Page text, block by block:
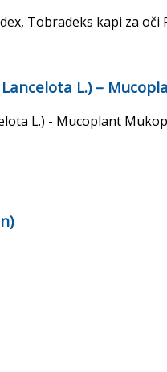
Tobradeks kapi za
L.) –
L.) - Mucoplant